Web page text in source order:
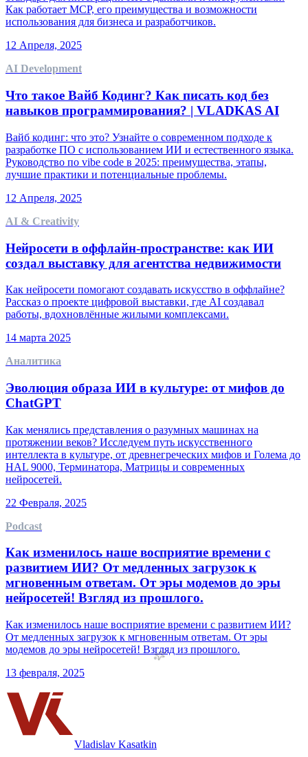
Как работает MCP, его преимущества и возможности
использования для бизнеса и разработчиков.
12 Апреля, 2025
AI Development
Что такое Вайб Кодинг? Как писать код без
навыков программирования? | VLADKAS AI
Вайб кодинг: что это? Узнайте о современном подходе к
разработке ПО с использованием ИИ и естественного языка.
Руководство по vibe code в 2025: преимущества, этапы,
лучшие практики и потенциальные проблемы.
12 Апреля, 2025
AI & Creativity
Нейросети в оффлайн-пространстве: как ИИ
создал выставку для агентства недвижимости
Как нейросети помогают создавать искусство в оффлайне?
Рассказ о проекте цифровой выставки, где AI создавал
работы, вдохновлённые жилыми комплексами.
14 марта 2025
Аналитика
Эволюция образа ИИ в культуре: от мифов до
ChatGPT
Как менялись представления о разумных машинах на
протяжении веков? Исследуем путь искусственного
интеллекта в культуре, от древнегреческих мифов и Голема до
HAL 9000, Терминатора, Матрицы и современных
нейросетей.
22 Февраля, 2025
Podcast
Как изменилось наше восприятие времени с
развитием ИИ? От медленных загрузок к
мгновенным ответам. От эры модемов до эры
нейросетей! Взгляд из прошлого.
Как изменилось наше восприятие времени с развитием ИИ?
От медленных загрузок к мгновенным ответам. От эры
модемов до эры нейросетей! Взгляд из прошлого.
13 февраля, 2025
Vladislav Kasatkin